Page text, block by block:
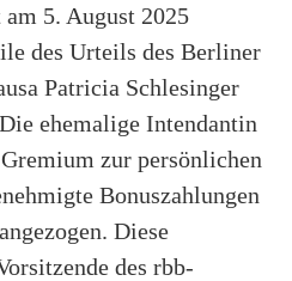
5. August 2025
des Urteils des Berliner
Patricia Schlesinger
ehemalige Intendantin
zur persönlichen
Bonuszahlungen
Diese
des rbb-